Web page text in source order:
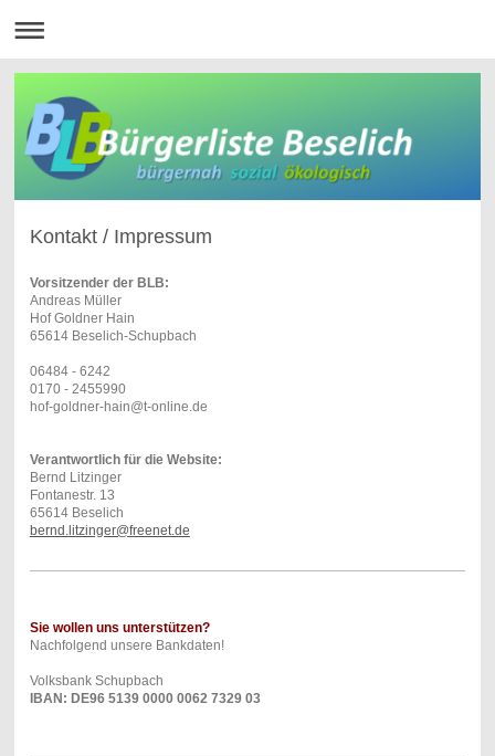
Kontakt / Impressum
Vorsitzender der BLB:
Andreas Müller
Hof Goldner Hain
65614 Beselich-Schupbach
06484 - 6242
0170 - 2455990
hof-goldner-hain@t-online.de
Verantwortlich für die Website:
Bernd Litzinger
Fontanestr. 13
65614 Beselich
bernd.litzinger@freenet.de
Sie wollen uns unterstützen?
Nachfolgend unsere Bankdaten!
Volksbank Schupbach
IBAN: DE96 5139 0000 0062 7329 03